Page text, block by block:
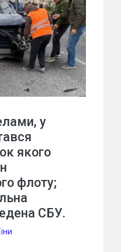
у
якого
флоту;
СБУ.